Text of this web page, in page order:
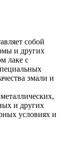
собой
и других
лаке с
эмали и
и других
условиях и